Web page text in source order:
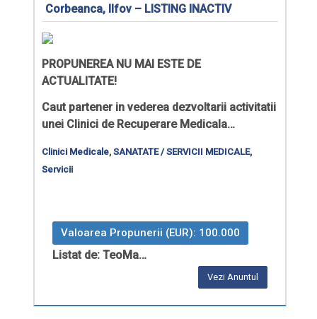
Corbeanca, Ilfov – LISTING INACTIV
PROPUNEREA NU MAI ESTE DE
ACTUALITATE!
Caut partener in vederea dezvoltarii activitatii
unei Clinici de Recuperare Medicala…
Clinici Medicale, SANATATE / SERVICII MEDICALE,
Servicii
Valoarea Propunerii (EUR): 100.000
Listat de: TeoMa…
Vezi Anuntul